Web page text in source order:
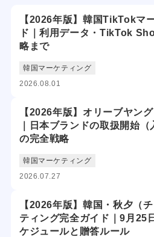
【2026年版】韓国TikTokマ
ド｜利用データ・TikTok
略まで
韓国マーケティング
2026.08.01
【2026年版】オリーブヤン
｜日本ブランドの取扱開始
の完全戦略
韓国マーケティング
2026.07.27
【2026年版】韓国・秋夕（
ティング完全ガイド｜9月25
ケジュールと贈答ルール